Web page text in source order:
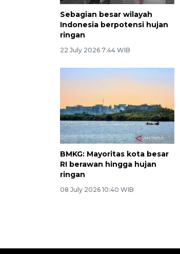
Sebagian besar wilayah
Indonesia berpotensi hujan
ringan
22 July 2026 7:44 WIB
BMKG: Mayoritas kota besar
RI berawan hingga hujan
ringan
08 July 2026 10:40 WIB